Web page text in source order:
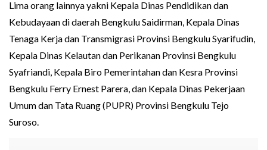
Lima orang lainnya yakni Kepala Dinas Pendidikan dan
Kebudayaan di daerah Bengkulu Saidirman, Kepala Dinas
Tenaga Kerja dan Transmigrasi Provinsi Bengkulu Syarifudin,
Kepala Dinas Kelautan dan Perikanan Provinsi Bengkulu
Syafriandi, Kepala Biro Pemerintahan dan Kesra Provinsi
Bengkulu Ferry Ernest Parera, dan Kepala Dinas Pekerjaan
Umum dan Tata Ruang (PUPR) Provinsi Bengkulu Tejo
Suroso.